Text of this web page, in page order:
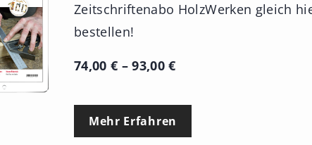
Zeitschriftenabo HolzWerken gleich
bestellen!
74,00 € –93,00€P
e
Mehr Erfahren